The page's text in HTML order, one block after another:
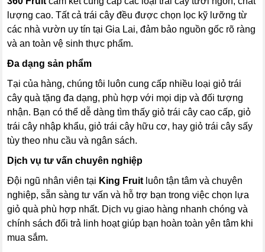
lượng cao. Tất cả trái cây đều được chọn lọc kỹ lưỡng từ
các nhà vườn uy tín tại Gia Lai, đảm bảo nguồn gốc rõ ràng
và an toàn vệ sinh thực phẩm.
Đa dạng sản phẩm
Tại của hàng, chúng tôi luôn cung cấp nhiều loại giỏ trái
cây quà tặng đa dạng, phù hợp với mọi dịp và đối tượng
nhận. Bạn có thể dễ dàng tìm thấy giỏ trái cây cao cấp, giỏ
trái cây nhập khẩu, giỏ trái cây hữu cơ, hay giỏ trái cây sấy
tùy theo nhu cầu và ngân sách.
Dịch vụ tư vấn chuyên nghiệp
Đội ngũ nhân viên tại King Fruit luôn tận tâm và chuyên
nghiệp, sẵn sàng tư vấn và hỗ trợ bạn trong việc chọn lựa
giỏ quà phù hợp nhất. Dịch vụ giao hàng nhanh chóng và
chính sách đổi trả linh hoạt giúp bạn hoàn toàn yên tâm khi
mua sắm.